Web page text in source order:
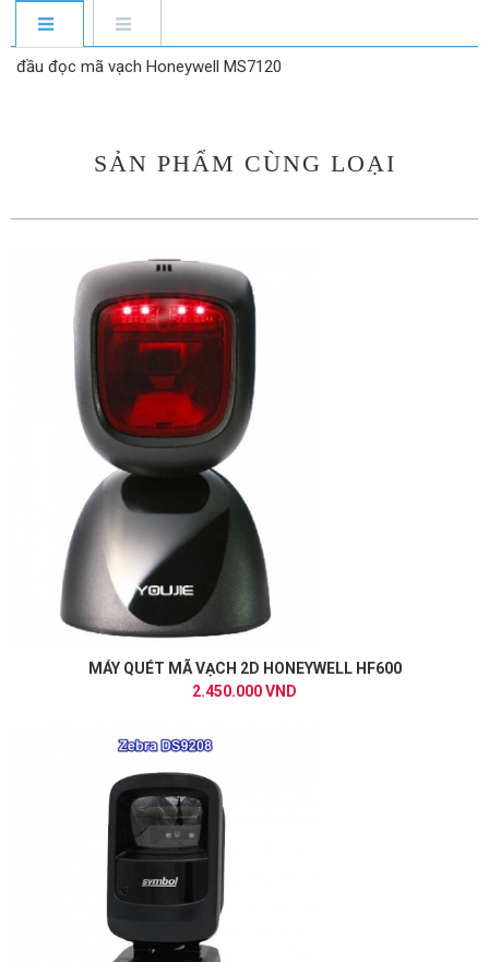
đầu đọc mã vạch Honeywell MS7120
SẢN PHẨM CÙNG LOẠI
MÁY QUÉT MÃ VẠCH 2D HONEYWELL HF600
2.450.000 VND